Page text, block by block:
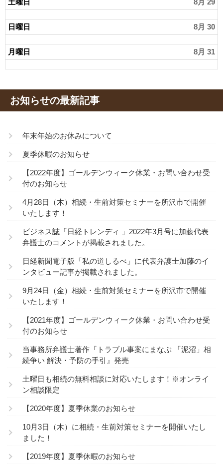
日曜日 8月 30
月曜日 8月 31
お知らせの最新記事
年末年始のお休みについて
夏季休暇のお知らせ
【2022年度】ゴールデンウィーク休業・お問い合わせ受
付のお知らせ
4月28日（木）相続・生前対策セミナーを所沢市で開催
いたします！
ビジネス誌「日経トレンディ 」2022年3月号に加藤代表
弁護士のコメントが掲載されました。
日経新聞電子版「私の道しるべ」に代表弁護士加藤のイ
ンタビュー記事が掲載されました。
9月24日（金）相続・生前対策セミナーを所沢市で開催
いたします！
【2021年度】ゴールデンウィーク休業・お問い合わせ受
付のお知らせ
当事務所弁護士著作『トラブル事案にまなぶ 「泥沼」相
続争い 解決・予防の手引』発売
土曜日も相続の無料相談に対応いたします！※オンライ
ン相談限定
【2020年度】夏季休業のお知らせ
10月3日（木）に相続・生前対策セミナーを開催いたし
ました！
【2019年度】夏季休暇のお知らせ